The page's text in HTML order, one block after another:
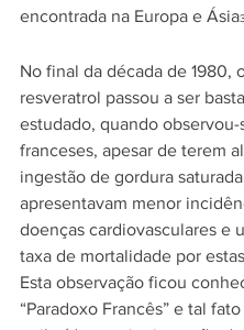
encontrada na Europa e Ásia3
No final da década de 1980,
resveratrol passou a ser
estudado, quando observou-
franceses, apesar de terem
ingestão de gordura
apresentavam menor
doenças cardiovasculares e
taxa de mortalidade por
Esta observação ficou
“Paradoxo Francês” e tal